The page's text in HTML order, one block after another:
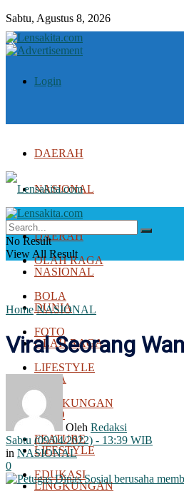
Sabtu, Agustus 8, 2026
Login
DAERAH
NASIONAL
DUNIA
OLAH RAGA
BOLA
FOTO
LIFESTYLE
LINGKUNGAN
FEATURE
EDUKASI
DAERAH
NASIONAL
DUNIA
OLAH RAGA
BOLA
FOTO
LIFESTYLE
LINGKUNGAN
No Result
View All Result
Home NASIONAL
Viral Seorang
Oleh Redaksi
Sabtu (09/04/2022) - 13:39 WIB
in NASIONAL
0